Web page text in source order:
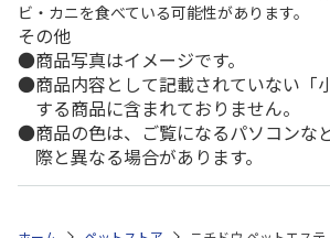
ビ・カニを食べている可能性があります。
その他
商品写真はイメージです。
商品内容として記載されていない「
する商品に含まれておりません。
商品の色は、ご覧になるパソコンな
際と異なる場合があります。